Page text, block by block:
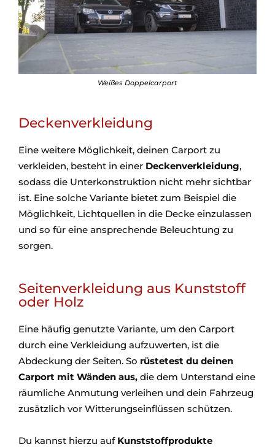
Weißes Doppelcarport
Deckenverkleidung
Eine weitere Möglichkeit, deinen Carport zu
verkleiden, besteht in einer Deckenverkleidung,
sodass die Unterkonstruktion nicht mehr sichtbar
ist. Eine solche Variante bietet zum Beispiel die
Möglichkeit, Lichtquellen in die Decke einzulassen
und so für eine ansprechende Beleuchtung zu
sorgen.
Seitenverkleidung aus Kunststoff
oder Holz
Eine häufig genutzte Variante, um den Carport
durch eine Verkleidung aufzuwerten, ist die
Abdeckung der Seiten. So rüstetest du deinen
Carport mit Wänden aus, die dem Unterstand eine
räumliche Anmutung verleihen und dein Fahrzeug
zusätzlich vor Witterungseinflüssen schützen.
Du kannst hierzu auf Kunststoffprodukte